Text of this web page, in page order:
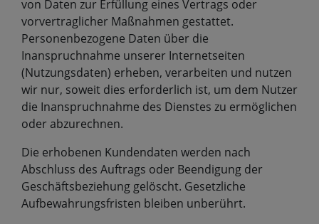
von Daten zur Erfüllung eines Vertrags oder
vorvertraglicher Maßnahmen gestattet.
Personenbezogene Daten über die
Inanspruchnahme unserer Internetseiten
(Nutzungsdaten) erheben, verarbeiten und nutzen
wir nur, soweit dies erforderlich ist, um dem Nutzer
die Inanspruchnahme des Dienstes zu ermöglichen
oder abzurechnen.
Die erhobenen Kundendaten werden nach
Abschluss des Auftrags oder Beendigung der
Geschäftsbeziehung gelöscht. Gesetzliche
Aufbewahrungsfristen bleiben unberührt.